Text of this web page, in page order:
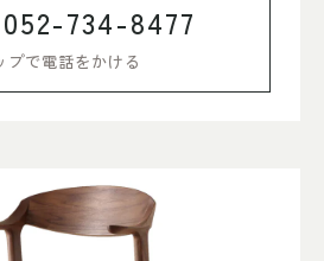
052-734-8477
プで電話をかける